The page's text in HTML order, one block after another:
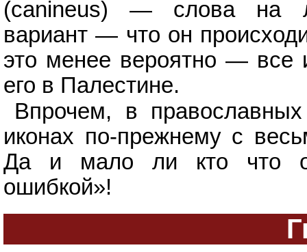
(canineus) — слова на
вариант — что он
это менее вероятно — все
его в Палестине.
Впрочем, в
иконах по-прежнему с
Да и мало ли кто что
ошибкой»!